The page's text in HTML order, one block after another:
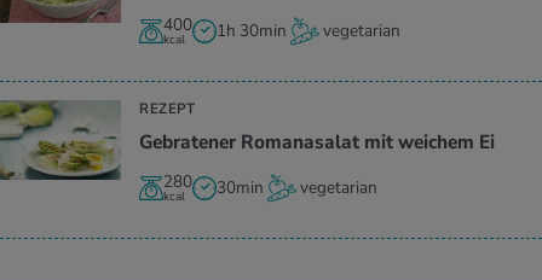
400
kcal 1h 30min vegetarian
REZEPT
Gebratener Romanasalat mit weichem Ei
280
kcal 30min vegetarian